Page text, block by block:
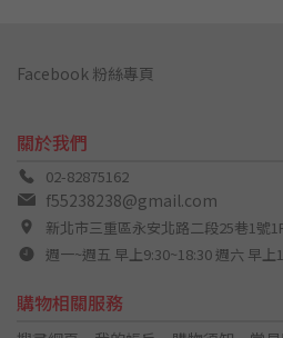
關於我們
02-82875162
f55238238@gmail.com
新北市三重區永安北路二段25巷1號
週一~週五 早上9:30~18:30 週六 早上
購物相關服務
Facebook 粉絲專頁